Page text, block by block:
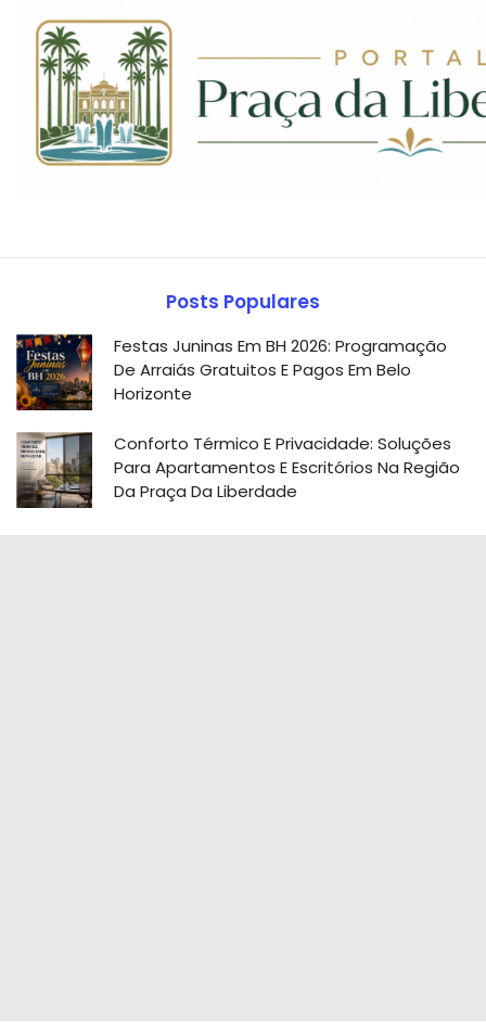
Posts Populares
Festas Juninas Em BH 2026: Programação
De Arraiás Gratuitos E Pagos Em Belo
Horizonte
Conforto Térmico E Privacidade: Soluções
Para Apartamentos E Escritórios Na Região
Da Praça Da Liberdade